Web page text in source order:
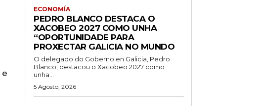
e
ECONOMÍA
PEDRO BLANCO DESTACA O
XACOBEO 2027 COMO UNHA
“OPORTUNIDADE PARA
PROXECTAR GALICIA NO MUNDO
O delegado do Goberno en Galicia, Pedro
Blanco, destacou o Xacobeo 2027 como
unha...
5 Agosto, 2026